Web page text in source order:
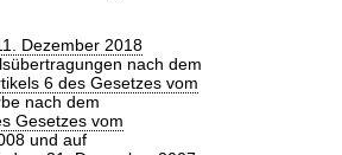
Dezember 2018
nach dem
6 des Gesetzes vom
nach dem
Gesetzes vom
und auf